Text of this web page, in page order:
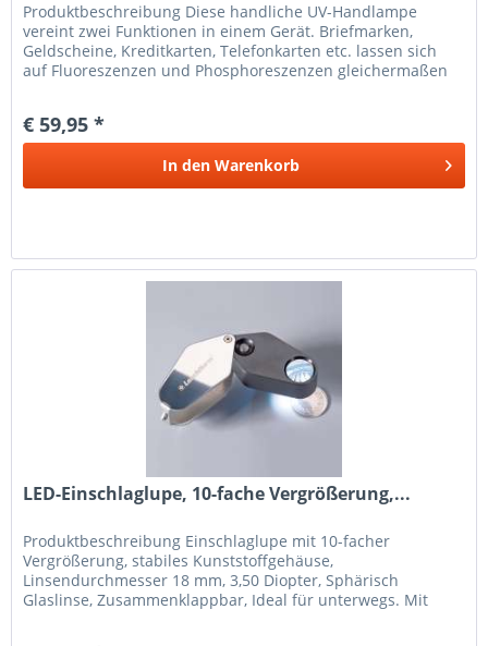
Produkt­beschreibung Diese handliche UV-Handlampe
vereint zwei Funktionen in einem Gerät. Briefmarken,
Geldscheine, Kreditkarten, Telefonkarten etc. lassen sich
auf Fluoreszenzen und Phosphoreszenzen gleichermaßen
€ 59,95 *
In den Warenkorb
LED-Einschlaglupe, 10-fache Vergrößerung,...
Produkt­beschreibung Einschlaglupe mit 10-facher
Vergrößerung, stabiles Kunststoffgehäuse,
Linsendurchmesser 18 mm, 3,50 Diopter, Sphärisch
Glaslinse, Zusammenklappbar, Ideal für unterwegs. Mit